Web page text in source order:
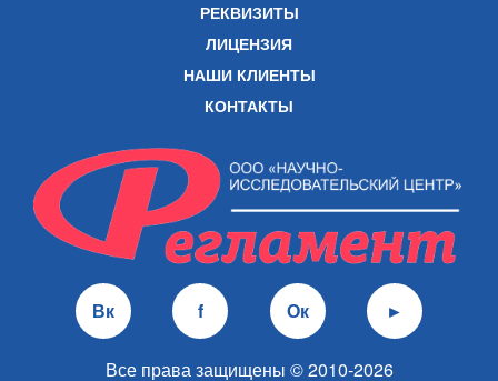
РЕКВИЗИТЫ
ЛИЦЕНЗИЯ
НАШИ КЛИЕНТЫ
КОНТАКТЫ
Вк f Ок ►
Все права защищены © 2010-2026